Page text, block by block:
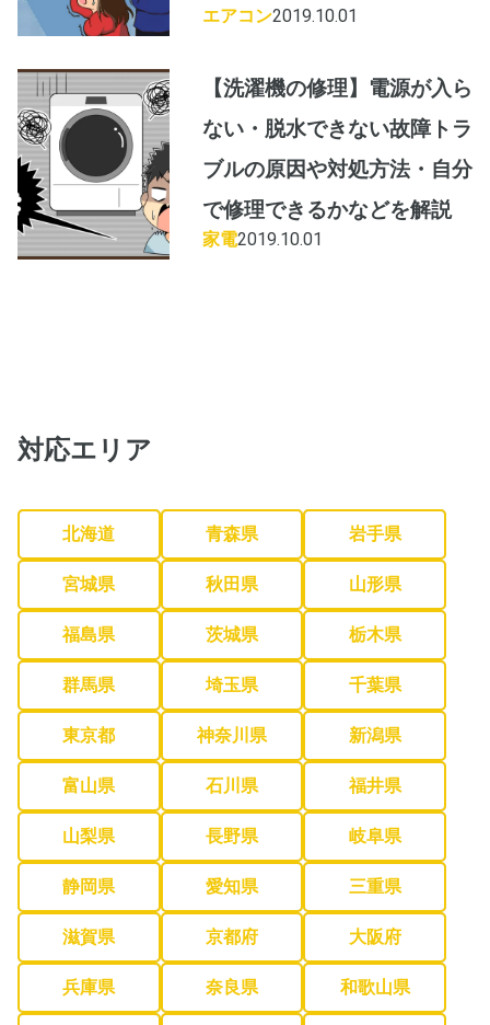
エアコン2019.10.01
【洗濯機の修理】電源が入ら
ない・脱水できない故障トラ
ブルの原因や対処方法・自分
で修理できるかなどを解説
家電2019.10.01
対応エリア
北海道 青森県 岩手県
宮城県 秋田県 山形県
福島県 茨城県 栃木県
群馬県 埼玉県 千葉県
東京都 神奈川県 新潟県
富山県 石川県 福井県
山梨県 長野県 岐阜県
静岡県 愛知県 三重県
滋賀県 京都府 大阪府
兵庫県 奈良県 和歌山県